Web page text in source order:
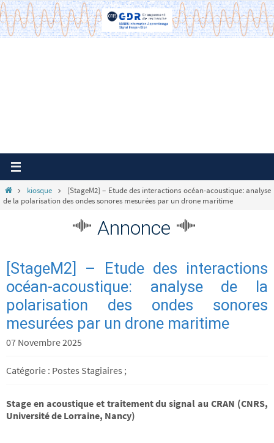
Passer
vers
le
Homekiosque
[StageM2] – Etude des interactions océan-acoustique: analyse
de la polarisation des ondes sonores mesurées par un drone maritime
Annonce
[StageM2] – Etude des interactions
océan-acoustique: analyse de la
polarisation des ondes sonores
mesurées par un drone maritime
07 Novembre 2025
Catégorie : Postes Stagiaires ;
Stage en acoustique et traitement du signal au CRAN (CNRS,
Université de Lorraine, Nancy)